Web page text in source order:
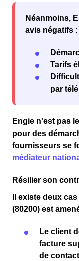
Néanmoins,
avis négatifs :
Tarifs
par
Engie n'est pas
pour des
fournisseurs se
médiateur
Résilier son
Il existe deux
(80200) est
Le client
facture
de